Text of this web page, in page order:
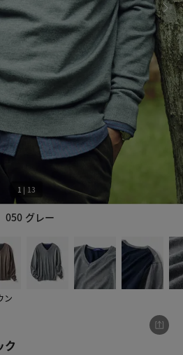
050 グレー
1 | 13
ン
クルVネック